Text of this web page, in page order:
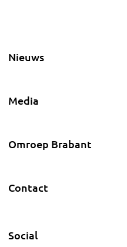
Nieuws
Media
Omroep Brabant
Contact
Social